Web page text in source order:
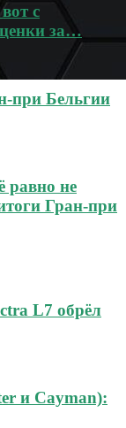
с
за…
при Бельгии
равно не
Гран-при
L7 обрёл
и Cayman):